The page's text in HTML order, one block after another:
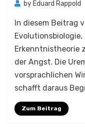
by Eduard Rappold
In diesem Beitrag
Erkenntnistheorie
der Angst. Die
vorsprachlichen
schafft daraus
Zum Beitrag